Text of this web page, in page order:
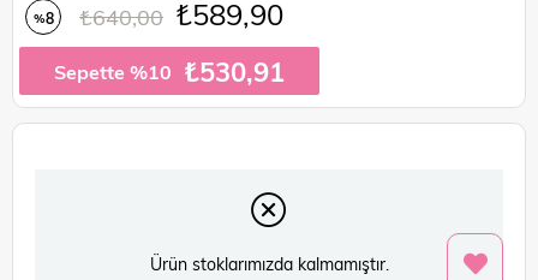
%8 ₺640,00 ₺589,90
Sepette %10 ₺530,91
Ürün stoklarımızda kalmamıştır.